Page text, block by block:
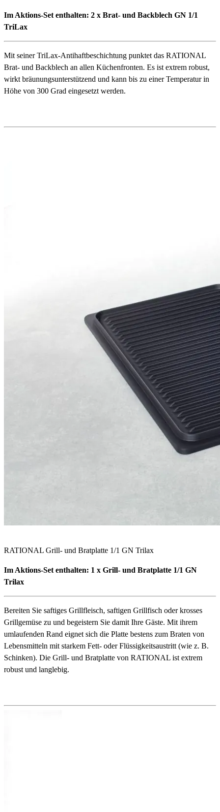
Im Aktions-Set enthalten: 2 x Brat- und Backblech GN 1/1
TriLax
Mit seiner TriLax-Antihaftbeschichtung punktet das RATIONAL
Brat- und Backblech an allen Küchenfronten. Es ist extrem robust,
wirkt bräunungsunterstützend und kann bis zu einer Temperatur in
Höhe von 300 Grad eingesetzt werden.
RATIONAL Grill- und Bratplatte 1/1 GN Trilax
Im Aktions-Set enthalten: 1 x Grill- und Bratplatte 1/1 GN
Trilax
Bereiten Sie saftiges Grillfleisch, saftigen Grillfisch oder krosses
Grillgemüse zu und begeistern Sie damit Ihre Gäste. Mit ihrem
umlaufenden Rand eignet sich die Platte bestens zum Braten von
Lebensmitteln mit starkem Fett- oder Flüssigkeitsaustritt (wie z. B.
Schinken). Die Grill- und Bratplatte von RATIONAL ist extrem
robust und langlebig.